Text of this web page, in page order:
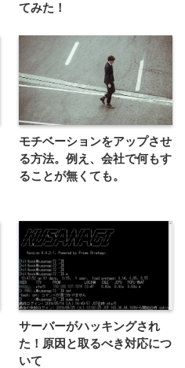
てみた！
モチベーションをアップさせ
る方法。例え、会社で何もす
ることが無くても。
サーバーがハッキングされ
た！原因と取るべき対応につ
いて